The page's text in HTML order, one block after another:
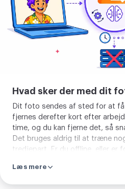
Hvad sker der med dit
Dit foto sendes af sted for at
fjernes derefter kort efter
time, og du kan fjerne det, så
Det bruges aldrig til at træne
tredjepart. Er du offline, eller er
hvad er resultatet det samme
Læs mere